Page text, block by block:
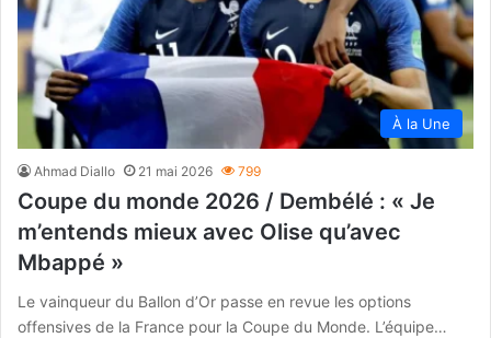
À la Une
Ahmad Diallo 21 mai 2026 799
Coupe du monde 2026 / Dembélé : « Je
m’entends mieux avec Olise qu’avec
Mbappé »
Le vainqueur du Ballon d’Or passe en revue les options
offensives de la France pour la Coupe du Monde. L’équipe…